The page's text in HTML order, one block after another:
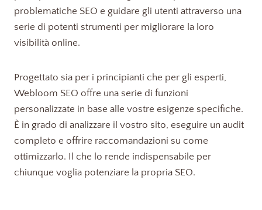
problematiche SEO e guidare gli utenti attraverso una
serie di potenti strumenti per migliorare la loro
visibilità online.
Progettato sia per i principianti che per gli esperti,
Webloom SEO offre una serie di funzioni
personalizzate in base alle vostre esigenze specifiche.
È in grado di analizzare il vostro sito, eseguire un audit
completo e offrire raccomandazioni su come
ottimizzarlo. Il che lo rende indispensabile per
chiunque voglia potenziare la propria SEO.